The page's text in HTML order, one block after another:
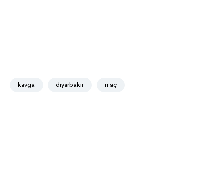
kavga diyarbakır maç